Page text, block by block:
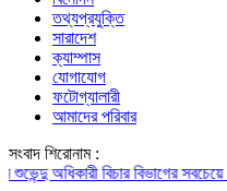
তথ্যপ্রযুক্তি
সারাদেশ
ক্যাম্পাস
যোগাযোগ
ফটোগ্যালারী
আমাদের পরিবার
সংবাদ শিরোনাম :
অধিকারীবিচার বিভাগের সবচেয়ে বড়